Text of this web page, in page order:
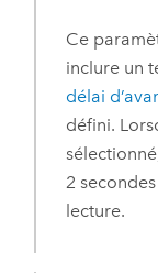
Ce
inclure un
délai
défini.
2
lecture.